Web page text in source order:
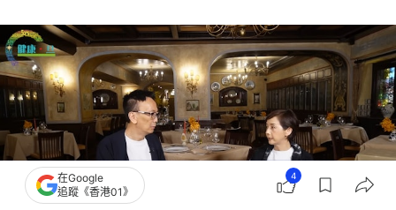
在Google
追蹤《香港01》
4